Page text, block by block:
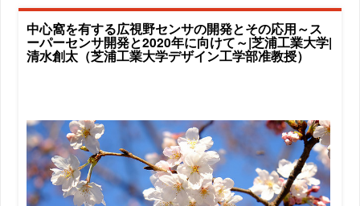
中心窩を有する広視野センサの開発とその応用～ス
ーパーセンサ開発と2020年に向けて～|芝浦工業大学|
清水創太（芝浦工業大学デザイン工学部准教授）